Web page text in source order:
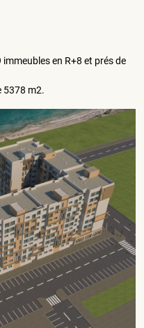
immeubles en R+8 et prés de
5378 m2.